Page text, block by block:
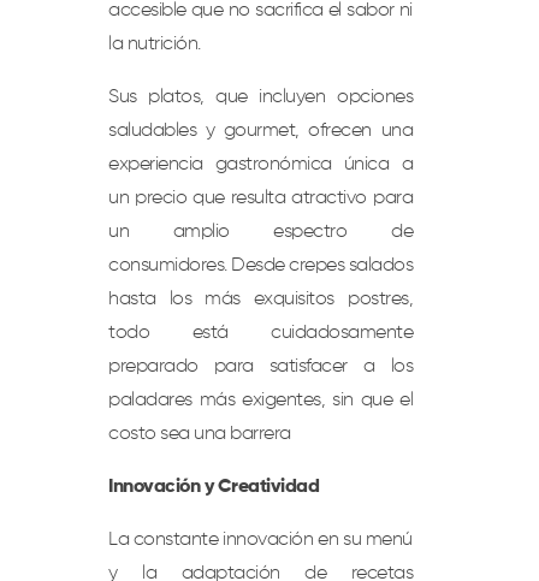
accesible que no sacrifica el sabor ni
la nutrición.
Sus platos, que incluyen opciones
saludables y gourmet, ofrecen una
experiencia gastronómica única a
un precio que resulta atractivo para
un amplio espectro de
consumidores. Desde crepes salados
hasta los más exquisitos postres,
todo está cuidadosamente
preparado para satisfacer a los
paladares más exigentes, sin que el
costo sea una barrera
Innovación y Creatividad
La constante innovación en su menú
y la adaptación de recetas